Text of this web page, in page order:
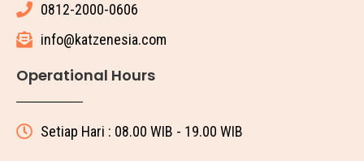
0812-2000-0606
info@katzenesia.com
Operational Hours
Setiap Hari : 08.00 WIB - 19.00 WIB